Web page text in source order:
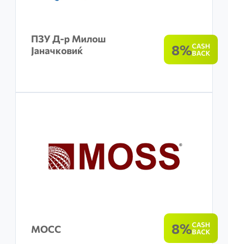
8%CASH
BACK
ПЗУ Д-р Милош
Јаначковиќ
8%CASH
BACK
МОСС